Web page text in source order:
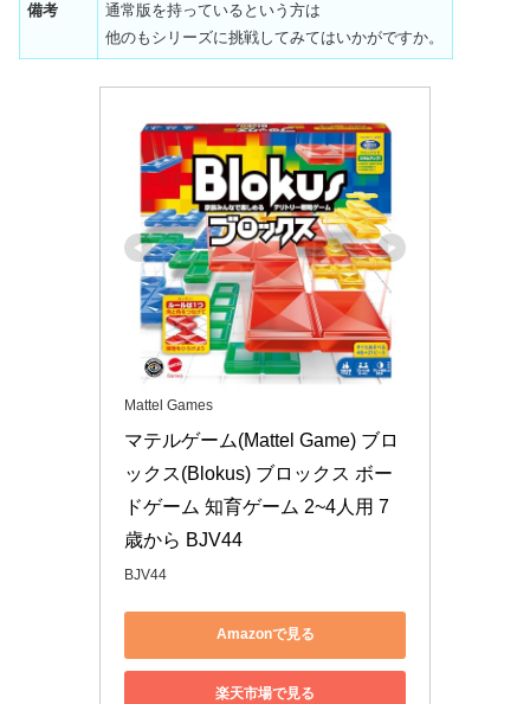
備考
通常版を持っているという方は
他のもシリーズに挑戦してみてはいかがですか。
Mattel Games
マテルゲーム(Mattel Game) ブロ
ックス(Blokus) ブロックス ボー
ドゲーム 知育ゲーム 2~4人用 7
歳から BJV44
BJV44
Amazonで見る
楽天市場で見る